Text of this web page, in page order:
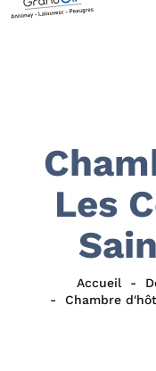
Les
Accueil
Chambre